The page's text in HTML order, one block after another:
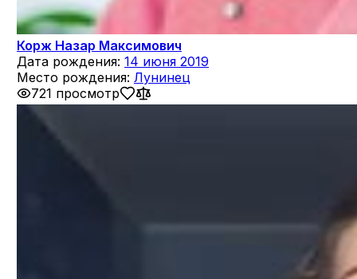
Корж Назар Максимович
Дата рождения: 14 июня 2019
Место рождения: Лунинец
721 просмотр